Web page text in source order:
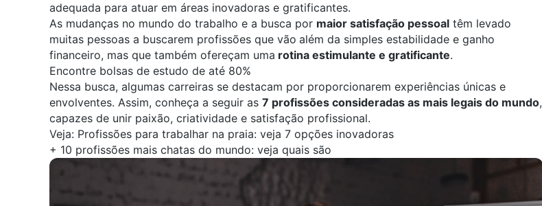
adequada para atuar em áreas inovadoras e gratificantes.
As mudanças no mundo do trabalho e a busca por maior satisfação pessoal têm levado
muitas pessoas a buscarem profissões que vão além da simples estabilidade e ganho
financeiro, mas que também ofereçam uma rotina estimulante e gratificante.
Encontre bolsas de estudo de até 80%
Nessa busca, algumas carreiras se destacam por proporcionarem experiências únicas e
envolventes. Assim, conheça a seguir as 7 profissões consideradas as mais legais do mundo,
capazes de unir paixão, criatividade e satisfação profissional.
Veja: Profissões para trabalhar na praia: veja 7 opções inovadoras
+ 10 profissões mais chatas do mundo: veja quais são